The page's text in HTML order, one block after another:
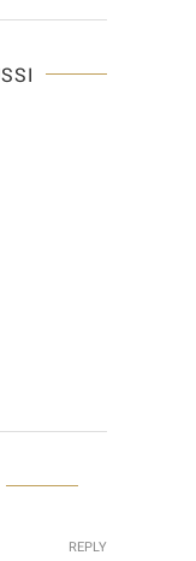
REPLY